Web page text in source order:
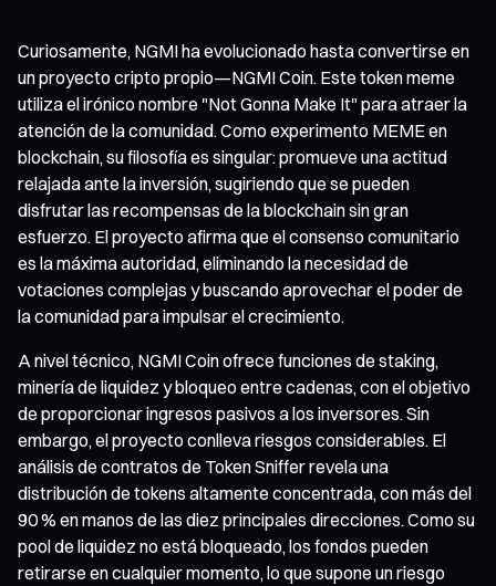
Curiosamente, NGMI ha evolucionado hasta convertirse en
un proyecto cripto propio—NGMI Coin. Este token meme
utiliza el irónico nombre "Not Gonna Make It" para atraer la
atención de la comunidad. Como experimento MEME en
blockchain, su filosofía es singular: promueve una actitud
relajada ante la inversión, sugiriendo que se pueden
disfrutar las recompensas de la blockchain sin gran
esfuerzo. El proyecto afirma que el consenso comunitario
es la máxima autoridad, eliminando la necesidad de
votaciones complejas y buscando aprovechar el poder de
la comunidad para impulsar el crecimiento.
A nivel técnico, NGMI Coin ofrece funciones de staking,
minería de liquidez y bloqueo entre cadenas, con el objetivo
de proporcionar ingresos pasivos a los inversores. Sin
embargo, el proyecto conlleva riesgos considerables. El
análisis de contratos de Token Sniffer revela una
distribución de tokens altamente concentrada, con más del
90 % en manos de las diez principales direcciones. Como su
pool de liquidez no está bloqueado, los fondos pueden
retirarse en cualquier momento, lo que supone un riesgo